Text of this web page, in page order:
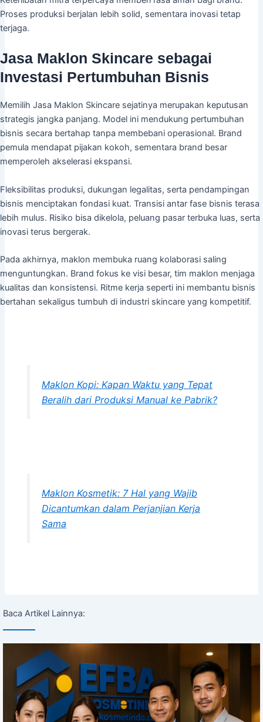
Proses produksi berjalan lebih solid, sementara inovasi tetap
terjaga.
Jasa Maklon Skincare sebagai
Investasi Pertumbuhan Bisnis
Memilih Jasa Maklon Skincare sejatinya merupakan keputusan
strategis jangka panjang. Model ini mendukung pertumbuhan
bisnis secara bertahap tanpa membebani operasional. Brand
pemula mendapat pijakan kokoh, sementara brand besar
memperoleh akselerasi ekspansi.
Fleksibilitas produksi, dukungan legalitas, serta pendampingan
bisnis menciptakan fondasi kuat. Transisi antar fase bisnis terasa
lebih mulus. Risiko bisa dikelola, peluang pasar terbuka luas, serta
inovasi terus bergerak.
Pada akhirnya, maklon membuka ruang kolaborasi saling
menguntungkan. Brand fokus ke visi besar, tim maklon menjaga
kualitas dan konsistensi. Ritme kerja seperti ini membantu bisnis
bertahan sekaligus tumbuh di industri skincare yang kompetitif.
Maklon Kopi: Kapan Waktu yang Tepat
Beralih dari Produksi Manual ke Pabrik?
Maklon Kosmetik: 7 Hal yang Wajib
Dicantumkan dalam Perjanjian Kerja
Sama
Baca Artikel Lainnya: